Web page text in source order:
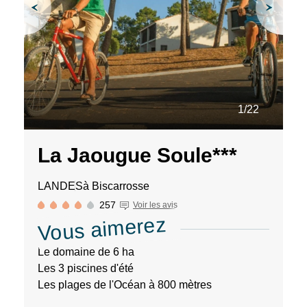
1/22
La Jaougue Soule***
LANDESà Biscarrosse
257 Voir les avis
Vous aimerez
Le domaine de 6 ha
Les 3 piscines d'été
Les plages de l'Océan à 800 mètres
liens
de
désinscription
ou
en
écrivant
à
contact-
RGPD@vtf-
Plus
d’info
notre
politique
confidentialité
sur
page
mentions